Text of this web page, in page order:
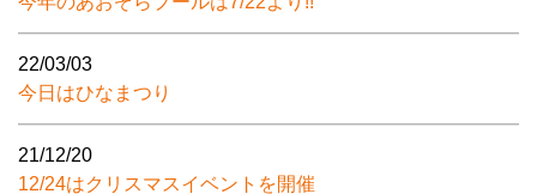
22/03/03
今日はひなまつり
21/12/20
12/24はクリスマスイベントを開催